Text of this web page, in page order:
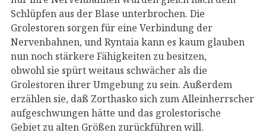
Schlüpfen aus der Blase unterbrochen. Die
Grolestoren sorgen für eine Verbindung der
Nervenbahnen, und Ryntaia kann es kaum glauben
nun noch stärkere Fähigkeiten zu besitzen,
obwohl sie spürt weitaus schwächer als die
Grolestoren ihrer Umgebung zu sein. Außerdem
erzählen sie, daß Zorthasko sich zum Alleinherrscher
aufgeschwungen hätte und das grolestorische
Gebiet zu alten Größen zurückführen will.